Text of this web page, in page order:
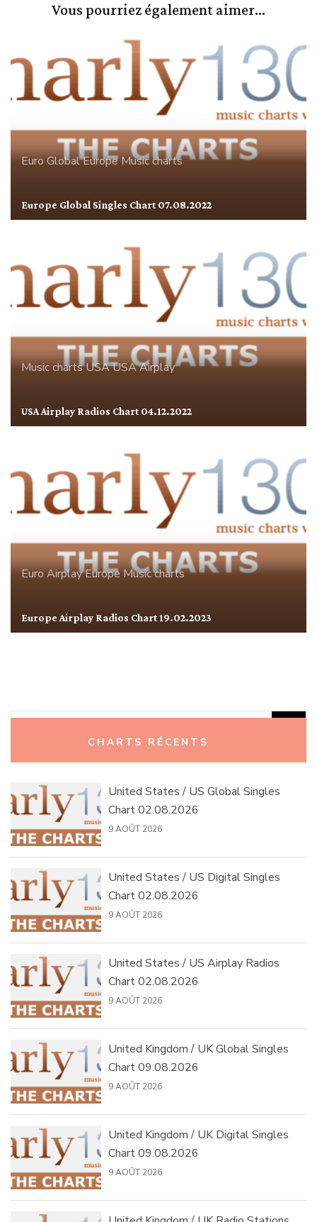
Vous pourriez également aimer...
Euro GlobalEuropeMusic charts
Europe Global Singles Chart 07.08.2022
Music chartsUSAUSA Airplay
USA Airplay Radios Chart 04.12.2022
Euro AirplayEuropeMusic charts
Europe Airplay Radios Chart 19.02.2023
CHARTS RÉCENTS
United States / US Global Singles
Chart 02.08.2026
9 AOÛT 2026
United States / US Digital Singles
Chart 02.08.2026
9 AOÛT 2026
United States / US Airplay Radios
Chart 02.08.2026
9 AOÛT 2026
United Kingdom / UK Global Singles
Chart 09.08.2026
9 AOÛT 2026
United Kingdom / UK Digital Singles
Chart 09.08.2026
9 AOÛT 2026